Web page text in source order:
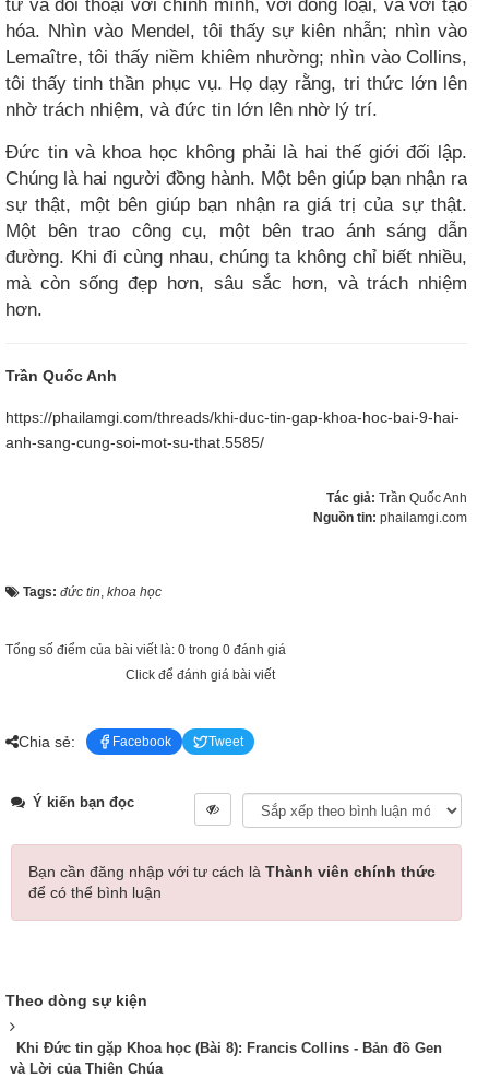
tư và đối thoại với chính mình, với đồng loại, và với tạo
hóa. Nhìn vào Mendel, tôi thấy sự kiên nhẫn; nhìn vào
Lemaître, tôi thấy niềm khiêm nhường; nhìn vào Collins,
tôi thấy tinh thần phục vụ. Họ dạy rằng, tri thức lớn lên
nhờ trách nhiệm, và đức tin lớn lên nhờ lý trí.
Đức tin và khoa học không phải là hai thế giới đối lập.
Chúng là hai người đồng hành. Một bên giúp bạn nhận ra
sự thật, một bên giúp bạn nhận ra giá trị của sự thật.
Một bên trao công cụ, một bên trao ánh sáng dẫn
đường. Khi đi cùng nhau, chúng ta không chỉ biết nhiều,
mà còn sống đẹp hơn, sâu sắc hơn, và trách nhiệm
hơn.
Trần Quốc Anh
https://phailamgi.com/threads/khi-duc-tin-gap-khoa-hoc-bai-9-hai-
anh-sang-cung-soi-mot-su-that.5585/
Tác giả: Trần Quốc Anh
Nguồn tin: phailamgi.com
Tags: đức tin, khoa học
Tổng số điểm của bài viết là: 0 trong 0 đánh giá
Click để đánh giá bài viết
Chia sẻ: Facebook Tweet
Ý kiến bạn đọc
Bạn cần đăng nhập với tư cách là Thành viên chính thức
để có thể bình luận
Theo dòng sự kiện
Khi Đức tin gặp Khoa học (Bài 8): Francis Collins - Bản đồ Gen
và Lời của Thiên Chúa